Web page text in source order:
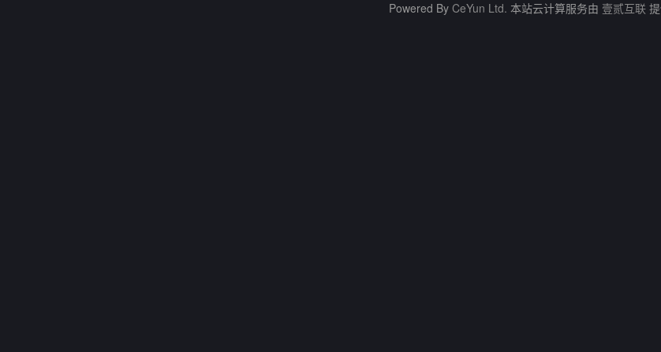
Powered By CeYun Ltd. 本站云计算服务由 壹贰互联